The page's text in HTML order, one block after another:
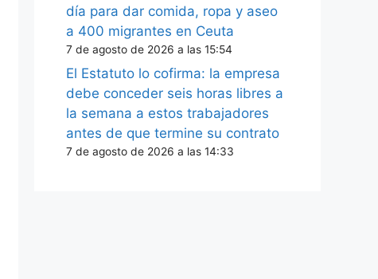
día para dar comida, ropa y aseo
a 400 migrantes en Ceuta
7 de agosto de 2026 a las 15:54
El Estatuto lo cofirma: la empresa
debe conceder seis horas libres a
la semana a estos trabajadores
antes de que termine su contrato
7 de agosto de 2026 a las 14:33